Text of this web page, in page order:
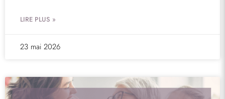
LIRE PLUS »
23 mai 2026